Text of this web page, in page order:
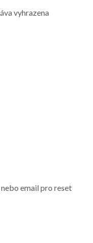
vyhrazena
email pro reset